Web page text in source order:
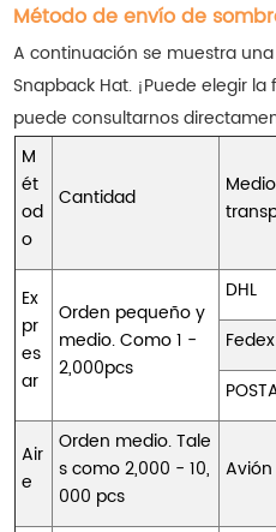
Método de envío de
A continuación se muestra
Snapback Hat. ¡Puede elegir
puede consultarnos
M
ét
od
o
Cantidad
Ex
pr
es
ar
Orden pequeño y
medio. Como 1 -
2,000pcs
DHL
Fedex
Air
e
Orden medio. Tale
s como 2,000 - 10,
000 pcs
Avión